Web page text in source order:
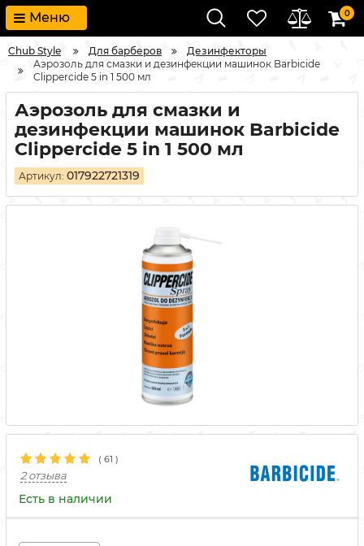
Меню 0
Chub Style Для барберов
Дезинфекторы
Аэрозоль для смазки и дезинфекции машинок Barbicide
Clippercide 5 in 1 500 мл
Аэрозоль для смазки и
дезинфекции машинок Barbicide
Clippercide 5 in 1 500 мл
Артикул: 017922721319
( 61 )
2 отзыва
Есть в наличии